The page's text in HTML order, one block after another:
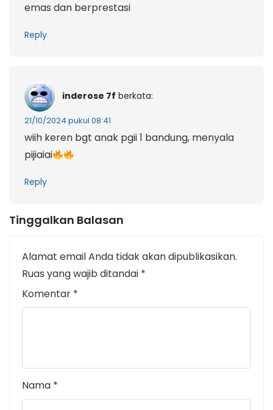
emas dan berprestasi
Reply
inderose 7f berkata:
21/10/2024 pukul 08:41
wiih keren bgt anak pgii 1 bandung, menyala
pijiaiai
Reply
Tinggalkan Balasan
Alamat email Anda tidak akan dipublikasikan.
Ruas yang wajib ditandai *
Komentar *
Nama *